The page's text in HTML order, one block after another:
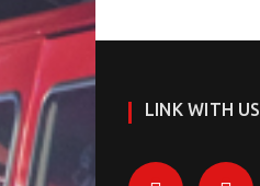
LINK WITH US